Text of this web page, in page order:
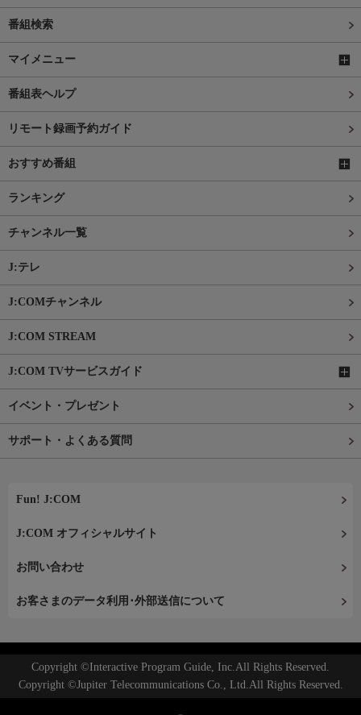
番組検索
マイメニュー
番組表ヘルプ
リモート録画予約ガイド
おすすめ番組
ランキング
チャンネル一覧
J:テレ
J:COMチャンネル
J:COM STREAM
J:COM TVサービスガイド
イベント・プレゼント
サポート・よくある質問
Fun! J:COM
J:COM オフィシャルサイト
お問い合わせ
お客さまのデータ利用･外部送信について
Copyright ©Interactive Program Guide, Inc.All Rights Reserved.
Copyright ©Jupiter Telecommunications Co., Ltd.All Rights Reserved.